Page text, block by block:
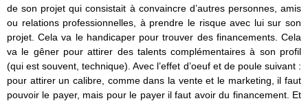
de son projet qui consistait à convaincre d’autres personnes, amis
ou relations professionnelles, à prendre le risque avec lui sur son
projet. Cela va le handicaper pour trouver des financements. Cela
va le gêner pour attirer des talents complémentaires à son profil
(qui est souvent, technique). Avec l’effet d’oeuf et de poule suivant :
pour attirer un calibre, comme dans la vente et le marketing, il faut
pouvoir le payer, mais pour le payer il faut avoir du financement. Et